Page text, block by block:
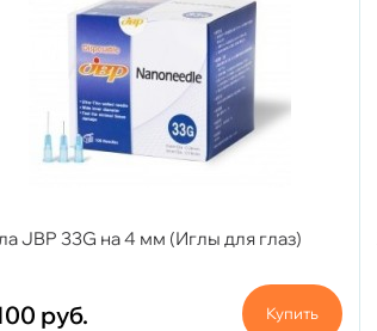
JBP 33G на 4 мм (Иглы для глаз)
руб. Купить